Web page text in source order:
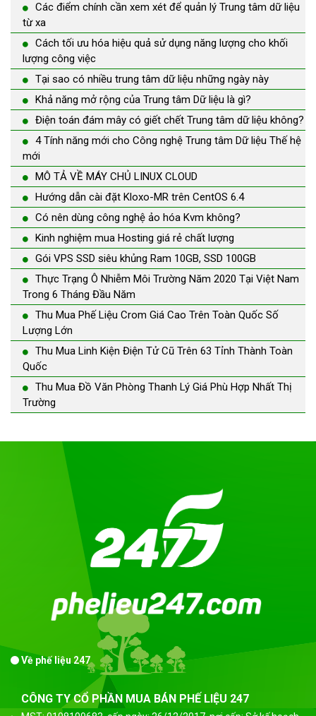
Các điểm chính cần xem xét để quản lý Trung tâm dữ liệu
từ xa
Cách tối ưu hóa hiệu quả sử dụng năng lượng cho khối
lượng công việc
Tại sao có nhiều trung tâm dữ liệu những ngày này
Khả năng mở rộng của Trung tâm Dữ liệu là gì?
Điện toán đám mây có giết chết Trung tâm dữ liệu không?
4 Tính năng mới cho Công nghệ Trung tâm Dữ liệu Thế hệ
mới
MÔ TẢ VỀ MÁY CHỦ LINUX CLOUD
Hướng dẫn cài đặt Kloxo-MR trên CentOS 6.4
Có nên dùng công nghệ ảo hóa Kvm không?
Kinh nghiệm mua Hosting giá rẻ chất lượng
Gói VPS SSD siêu khủng Ram 10GB, SSD 100GB
Thực Trạng Ô Nhiễm Môi Trường Năm 2020 Tại Việt Nam
Trong 6 Tháng Đầu Năm
Thu Mua Phế Liệu Crom Giá Cao Trên Toàn Quốc Số
Lượng Lớn
Thu Mua Linh Kiện Điện Tử Cũ Trên 63 Tỉnh Thành Toàn
Quốc
Thu Mua Đồ Văn Phòng Thanh Lý Giá Phù Hợp Nhất Thị
Trường
Về phế liệu 247
CÔNG TY CỔ PHẦN MUA BÁN PHẾ LIỆU 247